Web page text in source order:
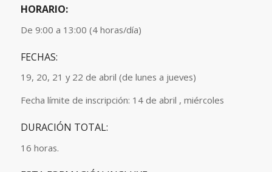
HORARIO:
De 9:00 a 13:00 (4 horas/día)
FECHAS:
19, 20, 21 y 22 de abril (de lunes a jueves)
Fecha límite de inscripción: 14 de abril , miércoles
DURACIÓN TOTAL:
16 horas.